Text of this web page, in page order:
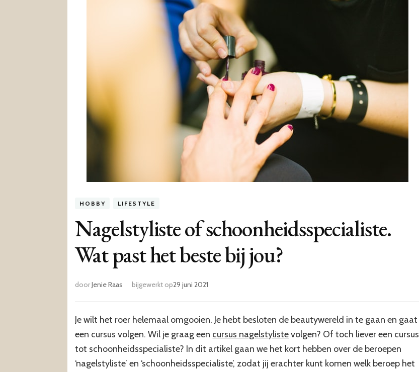
HOBBY LIFESTYLE
Nagelstyliste of schoonheidsspecialiste.
Wat past het beste bij jou?
doorJenie Raas bijgewerkt op29 juni 2021
Je wilt het roer helemaal omgooien. Je hebt besloten de beautywereld in te gaan en gaat
een cursus volgen. Wil je graag een cursus nagelstylistevolgen? Of toch liever een cursus
tot schoonheidsspecialiste? In dit artikel gaan we het kort hebben over de beroepen
‘nagelstyliste’ en ‘schoonheidsspecialiste’, zodat jij erachter kunt komen welk beroep het